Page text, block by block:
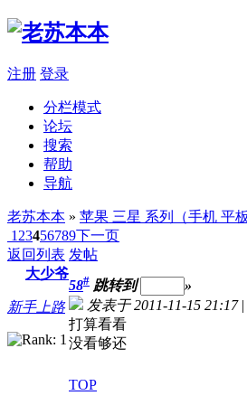
注册 登录
分栏模式
论坛
搜索
帮助
导航
老苏本本 » 苹果 三星 系列（手机 平
1 23456789下一页
返回列表 发帖
大少爷
新手上路
58# 跳转到
»
发表于 2011-11-15 21:17|
打算看看
没看够还
TOP